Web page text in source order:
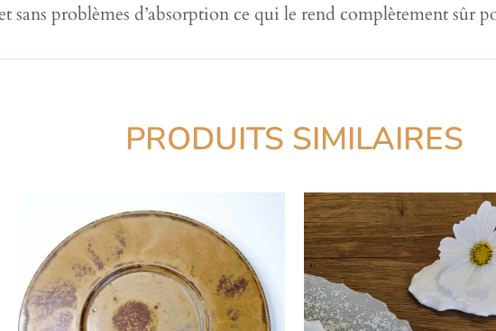
sans problèmes d’absorption ce qui le rend complètement sûr
PRODUITS SIMILAIRES